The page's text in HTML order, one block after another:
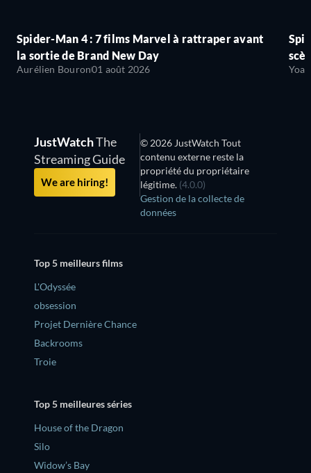
Spider-Man 4 : 7 films Marvel à rattraper avant
la sortie de Brand New Day
Aurélien Bouron01 août 2026
JustWatchThe
Streaming Guide
We are hiring!
© 2026 JustWatch Tout
contenu externe reste la
propriété du propriétaire
légitime. (4.0.0)
Gestion de la collecte de
données
Top 5 meilleurs films
L'Odyssée
obsession
Projet Dernière Chance
Backrooms
Troie
Top 5 meilleures séries
House of the Dragon
Silo
Widow’s Bay